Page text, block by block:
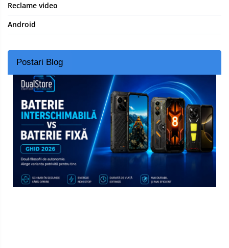
Reclame video
Android
Postari Blog